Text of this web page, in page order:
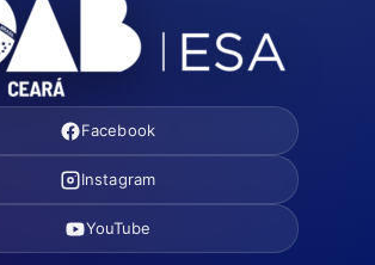
Facebook
Instagram
YouTube